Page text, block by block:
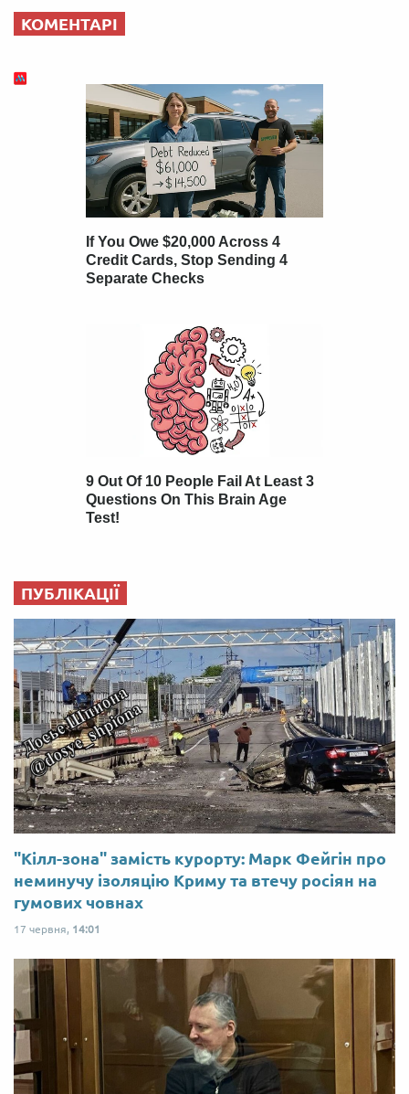
КОМЕНТАРІ
ПУБЛІКАЦІЇ
"Кілл-зона" замість курорту: Марк Фейгін про
неминучу ізоляцію Криму та втечу росіян на
гумових човнах
17 червня, 14:01